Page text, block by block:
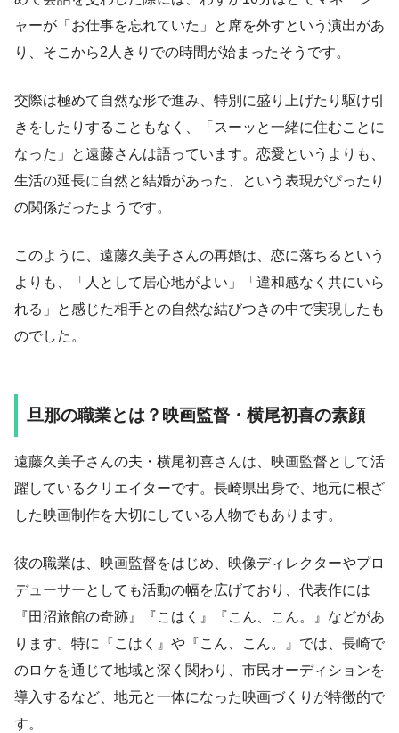
ャーが「お仕事を忘れていた」と席を外すという演出があ
り、そこから2人きりでの時間が始まったそうです。
交際は極めて自然な形で進み、特別に盛り上げたり駆け引
きをしたりすることもなく、「スーッと一緒に住むことに
なった」と遠藤さんは語っています。恋愛というよりも、
生活の延長に自然と結婚があった、という表現がぴったり
の関係だったようです。
このように、遠藤久美子さんの再婚は、恋に落ちるという
よりも、「人として居心地がよい」「違和感なく共にいら
れる」と感じた相手との自然な結びつきの中で実現したも
のでした。
旦那の職業とは？映画監督・横尾初喜の素顔
遠藤久美子さんの夫・横尾初喜さんは、映画監督として活
躍しているクリエイターです。長崎県出身で、地元に根ざ
した映画制作を大切にしている人物でもあります。
彼の職業は、映画監督をはじめ、映像ディレクターやプロ
デューサーとしても活動の幅を広げており、代表作には
『田沼旅館の奇跡』『こはく』『こん、こん。』などがあ
ります。特に『こはく』や『こん、こん。』では、長崎で
のロケを通じて地域と深く関わり、市民オーディションを
導入するなど、地元と一体になった映画づくりが特徴的で
す。